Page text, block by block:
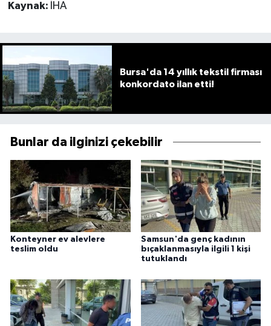
Kaynak: İHA
Bursa'da 14 yıllık tekstil firması
konkordato ilan etti!
Bunlar da ilginizi çekebilir
Konteyner ev alevlere
teslim oldu
Samsun'da genç kadının
bıçaklanmasıyla ilgili 1 kişi
tutuklandı